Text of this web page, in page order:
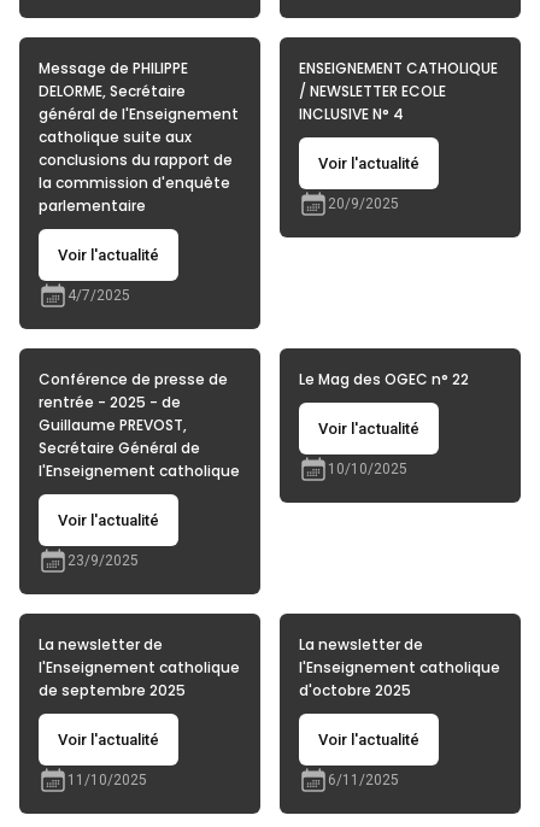
Message de PHILIPPE
DELORME, Secrétaire
général de l'Enseignement
catholique suite aux
conclusions du rapport de
la commission d'enquête
parlementaire
Voir l'actualité
4/7/2025
ENSEIGNEMENT CATHOLIQUE
/ NEWSLETTER ECOLE
INCLUSIVE N° 4
Voir l'actualité
20/9/2025
Conférence de presse de
rentrée - 2025 - de
Guillaume PREVOST,
Secrétaire Général de
l'Enseignement catholique
Voir l'actualité
23/9/2025
Le Mag des OGEC n° 22
Voir l'actualité
10/10/2025
La newsletter de
l'Enseignement catholique
de septembre 2025
Voir l'actualité
11/10/2025
La newsletter de
l'Enseignement catholique
d'octobre 2025
Voir l'actualité
6/11/2025